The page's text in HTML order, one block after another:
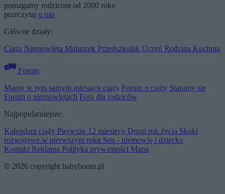
pomagamy rodzicom od 2000 roku
przeczytaj o nas
Główne działy:
Ciąża Niemowlęta Maluszek Przedszkolak Uczeń Rodzina Kuchnia
Forum
Mamy w tym samym miesiącu ciąży Forum o ciąży Staramy się
Forum o niemowlętach Fora dla rodziców
Najpopularniejsze:
Kalendarz ciąży Pierwsze 12 miesięcy Drugi rok życia Skoki
rozwojowe w pierwszym roku Sen - niemowlę i dziecko
Kontakt Reklama Polityka prywatności Mapa
© 2026 copyright babyboom.pl